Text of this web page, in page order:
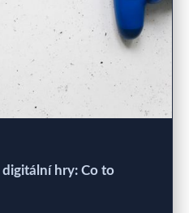
hry: Co to